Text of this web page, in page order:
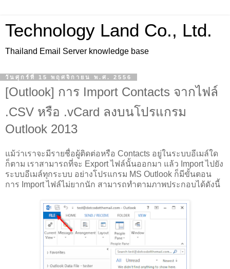
Technology Land Co., Ltd.
Thailand Email Server knowledge base
วันศุกร์ที่ 15 พฤศจิกายน พ.ศ. 2556
[Outlook] การ Import Contacts จากไฟล์
.CSV หรือ .vCard ลงบนโปรแกรม
Outlook 2013
แม้ว่าเราจะมีรายชื่อผู้ติดต่อหรือ Contacts อยู่ในระบบอีเมล์ใด
ก็ตาม เราสามารถที่จะ Export ไฟล์นั้นออกมา แล้ว Import ไปยัง
ระบบอีเมล์ทุกระบบ อย่างโปรแกรม MS Outlook ก็มีขั้นตอน
การ Import ไฟล์ไม่ยากนัก สามารถทำตามภาพประกอบได้ดังนี้